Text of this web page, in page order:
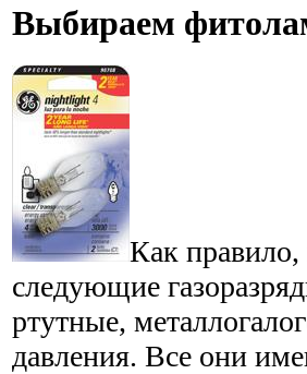
Выбираем
Как правило,
следующие
ртутные,
давления. Все они